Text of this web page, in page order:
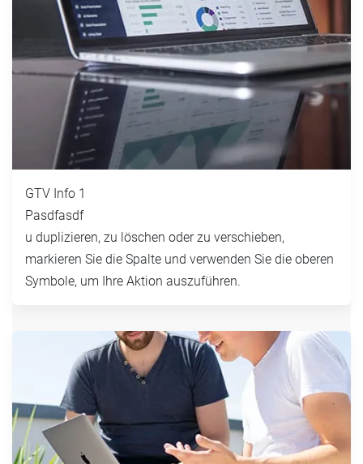
GTV Info 1
Pasdfasdf
u duplizieren, zu löschen oder zu verschieben,
markieren Sie die Spalte und verwenden Sie die oberen
Symbole, um Ihre Aktion auszuführen.